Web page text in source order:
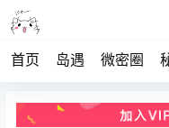
首页 岛遇 微密圈